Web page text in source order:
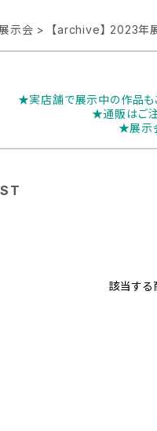
展示会 【archive】 2023年
★実店舗で展示中の作品も
★通販はご注
★展示
該当する